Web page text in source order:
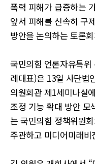
폭력 피해가 급증하는
앞서 피해를 신속히 구
방안을 논의하는 토론
국민의힘 언론자유특
례대표)은 13일 사단법
의원회관 제1세미나실
조정 기능 확대 방안 모
는 국민의힘 정책위원
주관하고 미디어미래